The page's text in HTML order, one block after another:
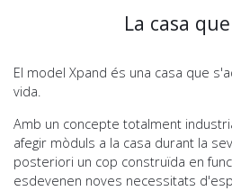
La casa
El model Xpand és una casa que
vida.
Amb un concepte totalment
afegir mòduls a la casa durant la
posteriori un cop construïda en
esdevenen noves necessitats